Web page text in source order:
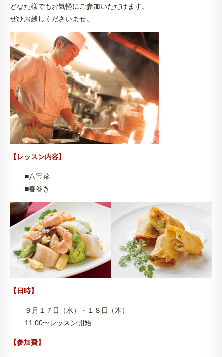
どなた様でもお気軽にご参加いただけます。
ぜひお越しくださいませ。
【レッスン内容】
■八宝菜
■春巻き
【日時】
９月１７日（水）・１８日（木）
11:00〜レッスン開始
【参加費】